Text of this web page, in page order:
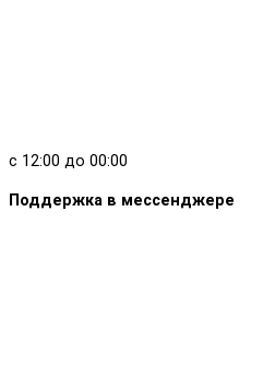
с 12:00 до 00:00
Поддержка в мессенджере